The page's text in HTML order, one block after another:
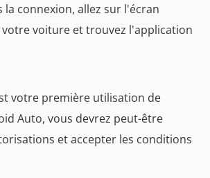
la connexion, allez sur l'écran
votre voiture et trouvez l'application
votre première utilisation de
Auto, vous devrez peut-être
et accepter les conditions